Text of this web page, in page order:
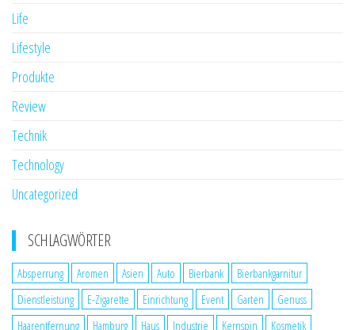
Life
Lifestyle
Produkte
Review
Technik
Technology
Uncategorized
SCHLAGWÖRTER
Absperrung Aromen Asien Auto Bierbank
Bierbankgarnitur
Dienstleistung
E-Zigarette Einrichtung Event Garten
Genuss
Haarentfernung
Hamburg Haus Industrie Kernspin Kosmetik